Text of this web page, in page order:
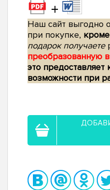
+
Наш сайт выгодно
при покупке,
подарок получаете
преобразованную
это предоставляет
возможности при